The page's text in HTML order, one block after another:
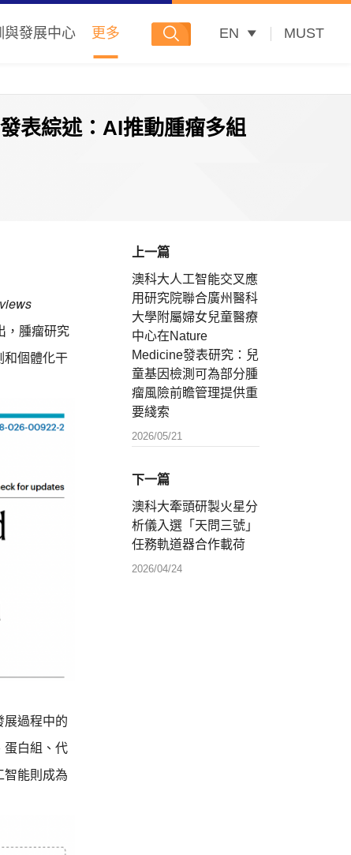
與發展中心 更多 EN MUST
表綜述：AI推動腫瘤多組
，腫瘤研究
和個體化干
過程中的
蛋白組、代
能則成為
上一篇
澳科大人工智能交叉應
用研究院聯合廣州醫科
大學附屬婦女兒童醫療
中心在Nature
Medicine發表研究：兒
童基因檢測可為部分腫
瘤風險前瞻管理提供重
要綫索
2026/05/21
下一篇
澳科大牽頭研製火星分
析儀入選「天問三號」
任務軌道器合作載荷
2026/04/24